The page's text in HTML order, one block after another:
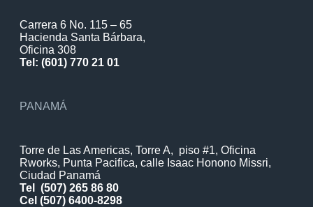
Carrera 6 No. 115 – 65
Hacienda Santa Bárbara,
Oficina 308
Tel: (601) 770 21 01
PANAMÁ
Torre de Las Americas, Torre A, piso #1, Oficina
Rworks, Punta Pacifica, calle Isaac Honono Missri,
Ciudad Panamá
Tel
(507) 265 86 80
Cel (507) 6400-8298